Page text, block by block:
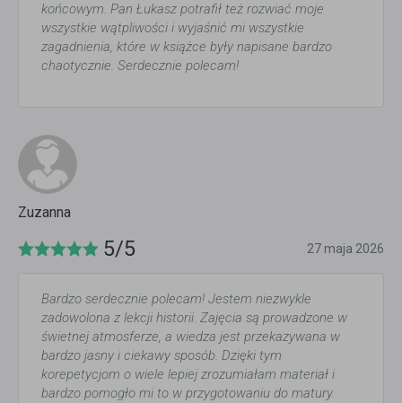
końcowym. Pan Łukasz potrafił też rozwiać moje
wszystkie wątpliwości i wyjaśnić mi wszystkie
zagadnienia, które w książce były napisane bardzo
chaotycznie. Serdecznie polecam!
Zuzanna
5/5 27 maja 2026
Bardzo serdecznie polecam! Jestem niezwykle
zadowolona z lekcji historii. Zajęcia są prowadzone w
świetnej atmosferze, a wiedza jest przekazywana w
bardzo jasny i ciekawy sposób. Dzięki tym
korepetycjom o wiele lepiej zrozumiałam materiał i
bardzo pomogło mi to w przygotowaniu do matury.